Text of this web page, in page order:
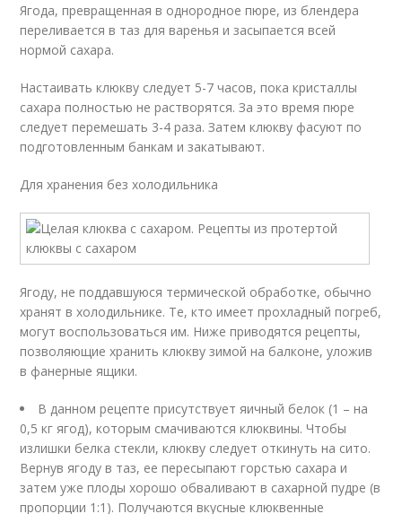
Ягода, превращенная в однородное пюре, из блендера
переливается в таз для варенья и засыпается всей
нормой сахара.
Настаивать клюкву следует 5-7 часов, пока кристаллы
сахара полностью не растворятся. За это время пюре
следует перемешать 3-4 раза. Затем клюкву фасуют по
подготовленным банкам и закатывают.
Для хранения без холодильника
Ягоду, не поддавшуюся термической обработке, обычно
хранят в холодильнике. Те, кто имеет прохладный погреб,
могут воспользоваться им. Ниже приводятся рецепты,
позволяющие хранить клюкву зимой на балконе, уложив
в фанерные ящики.
В данном рецепте присутствует яичный белок (1 – на
0,5 кг ягод), которым смачиваются клюквины. Чтобы
излишки белка стекли, клюкву следует откинуть на сито.
Вернув ягоду в таз, ее пересыпают горстью сахара и
затем уже плоды хорошо обваливают в сахарной пудре (в
пропорции 1:1). Получаются вкусные клюквенные